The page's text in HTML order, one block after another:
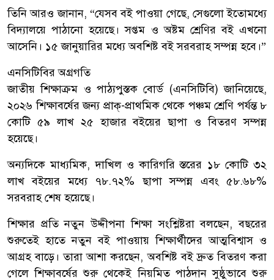
তিনি আরও জানান, “যেসব বই পাওয়া গেছে, সেগুলো ইতোমধ্যে
বিদ্যালয়ে পাঠানো হয়েছে। সপ্তম ও অষ্টম শ্রেণির বই এখনো
আসেনি। ১৫ জানুয়ারির মধ্যে অবশিষ্ট বই সরবরাহ সম্পন্ন হবে।”
এনসিটিবির অগ্রগতি
জাতীয় শিক্ষাক্রম ও পাঠ্যপুস্তক বোর্ড (এনসিটিবি) জানিয়েছে,
২০২৬ শিক্ষাবর্ষের জন্য প্রাক্‌-প্রাথমিক থেকে পঞ্চম শ্রেণি পর্যন্ত ৮
কোটি ৫৯ লাখ ২৫ হাজার বইয়ের ছাপা ও বিতরণ সম্পন্ন
হয়েছে।
অন্যদিকে মাধ্যমিক, দাখিল ও কারিগরি স্তরের ১৮ কোটি ৩২
লাখ বইয়ের মধ্যে ৭৮.৭২% ছাপা সম্পন্ন এবং ৫৮.৬৮%
সরবরাহ শেষ হয়েছে।
শিক্ষার প্রতি নতুন উদ্দীপনা শিক্ষা সংশ্লিষ্টরা বলছেন, বছরের
শুরুতেই হাতে নতুন বই পাওয়ায় শিক্ষার্থীদের আত্মবিশ্বাস ও
আগ্রহ বাড়ে। তারা আশা করছেন, অবশিষ্ট বই দ্রুত বিতরণ করা
গেলে শিক্ষাবর্ষের শুরু থেকেই নিয়মিত পাঠদান সুষ্ঠুভাবে শুরু